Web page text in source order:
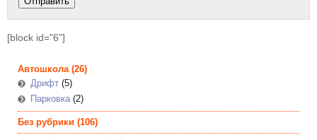
[block id="6"]
Автошкола(26)
Дрифт (5)
Парковка(2)
Без рубрики (106)